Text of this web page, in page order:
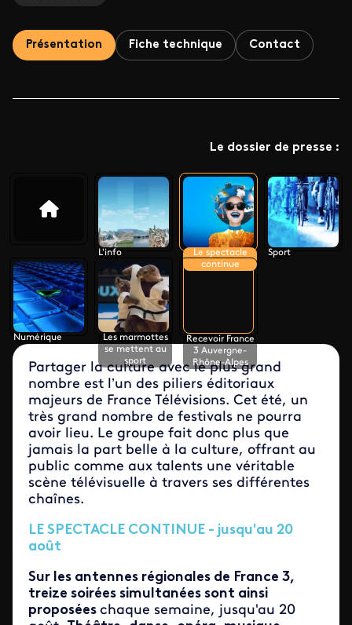
Présentation Fiche technique Contact
Le dossier de presse :
L'info
Le spectacle
continue
Sport
Numérique
Les marmottes
se mettent au
sport
Recevoir France
3 Auvergne-
Rhône-Alpes
Partager la culture avec le plus grand
nombre est l’un des piliers éditoriaux
majeurs de France Télévisions. Cet été, un
très grand nombre de festivals ne pourra
avoir lieu. Le groupe fait donc plus que
jamais la part belle à la culture, offrant au
public comme aux talents une véritable
scène télévisuelle à travers ses différentes
chaînes.
LE SPECTACLE CONTINUE - jusqu'au 20
août
Sur les antennes régionales de France 3,
treize soirées simultanées sont ainsi
proposées chaque semaine, jusqu'au 20